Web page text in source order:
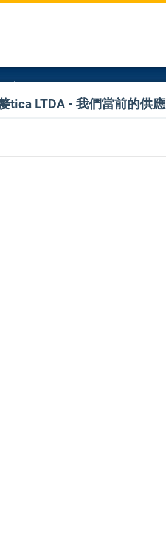
tica LTDA - 我們當前的供應